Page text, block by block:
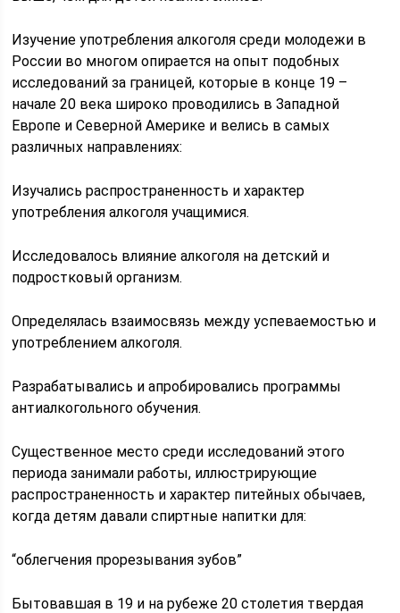
Изучение употребления алкоголя среди молодежи в
России во многом опирается на опыт подобных
исследований за границей, которые в конце 19 –
начале 20 века широко проводились в Западной
Европе и Северной Америке и велись в самых
различных направлениях:
Изучались распространенность и характер
употребления алкоголя учащимися.
Исследовалось влияние алкоголя на детский и
подростковый организм.
Определялась взаимосвязь между успеваемостью и
употреблением алкоголя.
Разрабатывались и апробировались программы
антиалкогольного обучения.
Существенное место среди исследований этого
периода занимали работы, иллюстрирующие
распространенность и характер питейных обычаев,
когда детям давали спиртные напитки для:
“облегчения прорезывания зубов”
Бытовавшая в 19 и на рубеже 20 столетия твердая